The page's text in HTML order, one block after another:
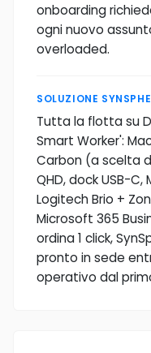
onboarding
ogni nuovo
overloaded.
SOLUZIONE
Tutta la flotta su
Smart Worker':
Carbon (a scelta
QHD, dock USB-C,
Logitech Brio +
Microsoft 365
ordina 1 click,
pronto in sede
operativo dal